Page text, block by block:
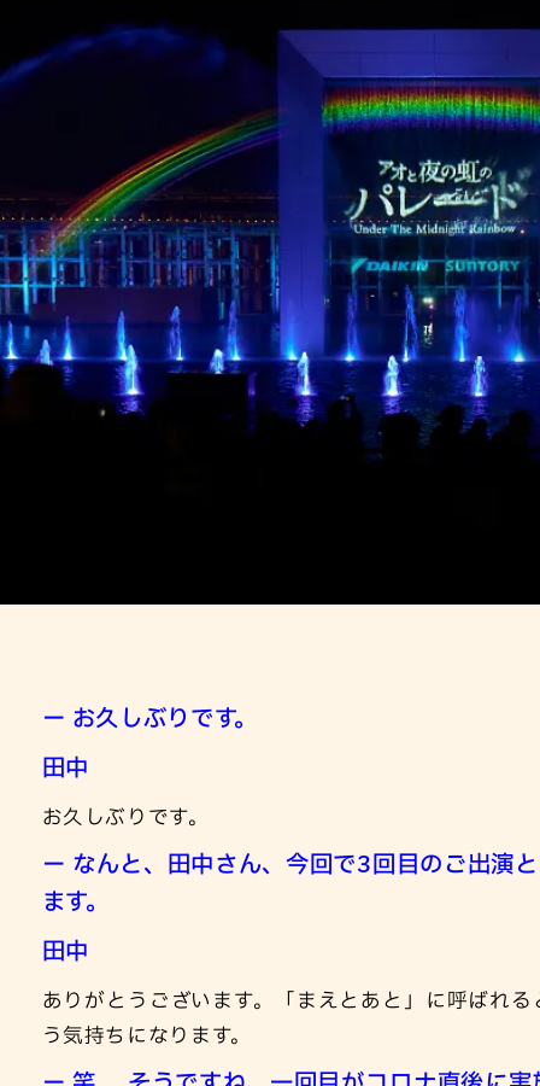
ー お久しぶりです。
田中
お久しぶりです。
ー なんと、田中さん、今回で3回目のご出演
ます。
田中
ありがとうございます。「まえとあと」に呼ばれ
う気持ちになります。